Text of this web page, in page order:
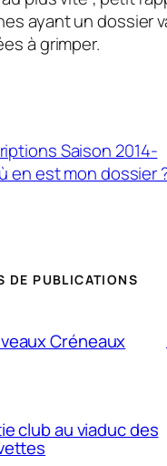
ayant un dossier
à grimper.
Saison 2014-
en est mon dossier
DE PUBLICATIONS
Créneaux
club au viaduc des